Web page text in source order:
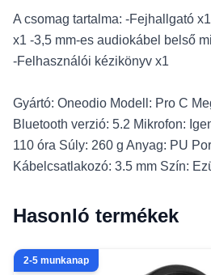
A csomag tartalma: -Fejhallgató
x1 -3,5 mm-es audiokábel belső
-Felhasználói kézikönyv x1
Gyártó: Oneodio Modell: Pro C
Bluetooth verzió: 5.2 Mikrofon:
110 óra Súly: 260 g Anyag: PU
Kábelcsatlakozó: 3.5 mm Szín:
Hasonló termékek
2-5 munkanap